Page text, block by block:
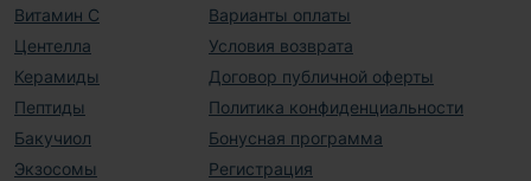
Витамин С
Центелла
Керамиды
Пептиды
Бакучиол
Экзосомы
Варианты оплаты
Условия возврата
Договор публичной оферты
Политика конфиденциальности
Бонусная программа
Регистрация